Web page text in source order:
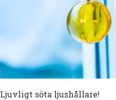
Ljuvligt söta ljushållare!